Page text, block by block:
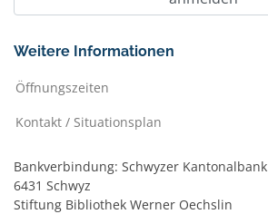
Weitere Informationen
Öffnungszeiten
Kontakt / Situationsplan
Bankverbindung: Schwyzer Kantonalbank
6431 Schwyz
Stiftung Bibliothek Werner Oechslin